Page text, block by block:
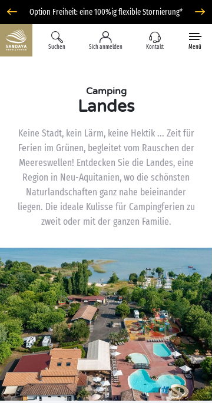
Option Freiheit: eine 100%ig flexible Stornierung*
Suchen Sich anmelden Kontakt Menü
Camping
Landes
Keine Stadt, kein Lärm, keine Hektik ... Zeit für
Ferien im Grünen, begleitet vom Rauschen der
Meereswellen! Entdecken Sie die Landes, eine
Region in Neu-Aquitanien, wo die schönsten
Naturlandschaften ganz nahe beieinander
liegen. Die ideale Kulisse für Campingferien zu
zweit oder mit der ganzen Familie.